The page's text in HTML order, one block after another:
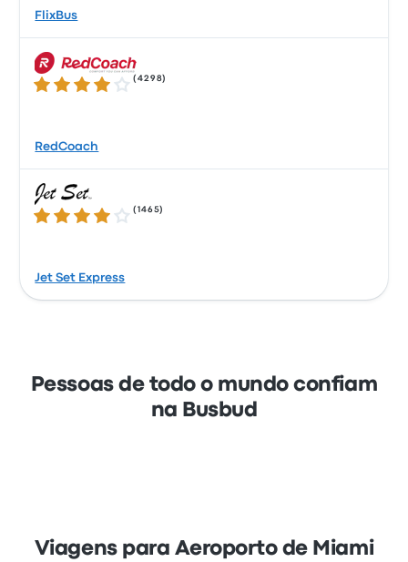
FlixBus
3.9 de 5 estrelas
(4298)
RedCoach
4.2 de 5 estrelas
(1465)
Jet Set Express
Pessoas de todo o mundo confiam
na Busbud
Viagens para Aeroporto de Miami